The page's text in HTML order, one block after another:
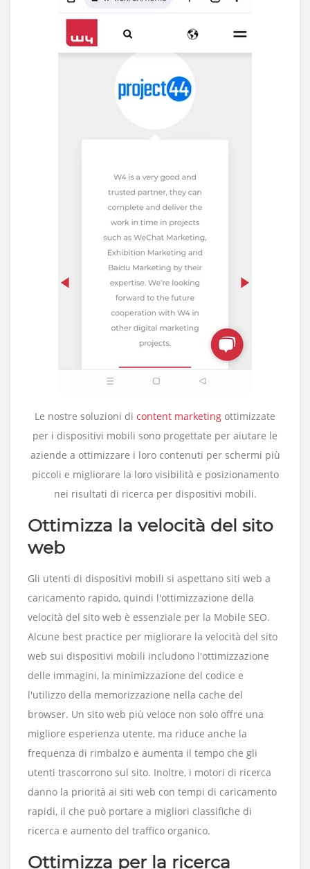
Le nostre soluzioni di content marketing ottimizzate
per i dispositivi mobili sono progettate per aiutare le
aziende a ottimizzare i loro contenuti per schermi più
piccoli e migliorare la loro visibilità e posizionamento
nei risultati di ricerca per dispositivi mobili.
Ottimizza la velocità del sito
web
Gli utenti di dispositivi mobili si aspettano siti web a
caricamento rapido, quindi l'ottimizzazione della
velocità del sito web è essenziale per la Mobile SEO.
Alcune best practice per migliorare la velocità del sito
web sui dispositivi mobili includono l'ottimizzazione
delle immagini, la minimizzazione del codice e
l'utilizzo della memorizzazione nella cache del
browser. Un sito web più veloce non solo offre una
migliore esperienza utente, ma riduce anche la
frequenza di rimbalzo e aumenta il tempo che gli
utenti trascorrono sul sito. Inoltre, i motori di ricerca
danno la priorità ai siti web con tempi di caricamento
rapidi, il che può portare a migliori classifiche di
ricerca e aumento del traffico organico.
Ottimizza per la ricerca